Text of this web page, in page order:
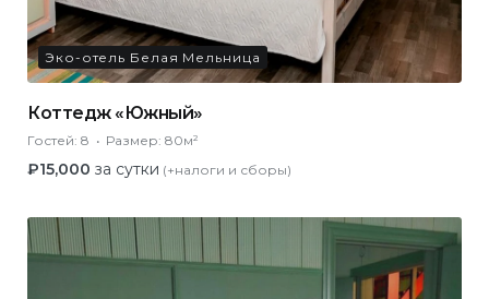
Эко-отель Белая Мельница
Коттедж «Южный»
Гостей: 8 Размер: 80м²
₽15,000 за сутки (+налоги и сборы)